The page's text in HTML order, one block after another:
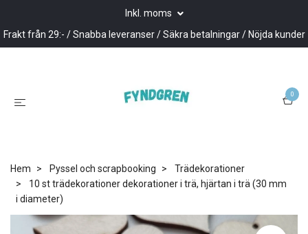
Inkl. moms
Frakt från 29:- / Snabba leveranser / Säkra betalningar / Nöjda kunder
0
Hem Pyssel och scrapbooking
Trädekorationer
10 st trädekorationer dekorationer i trä, hjärtan i trä (30 mm
i diameter)